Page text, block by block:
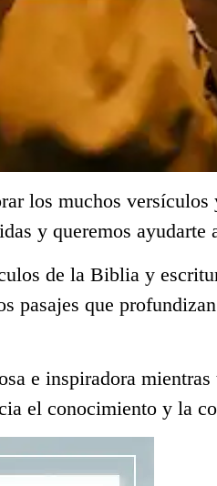
los muchos versículos
y queremos ayudarte
de la Biblia y
pasajes que
e inspiradora
el conocimiento y la